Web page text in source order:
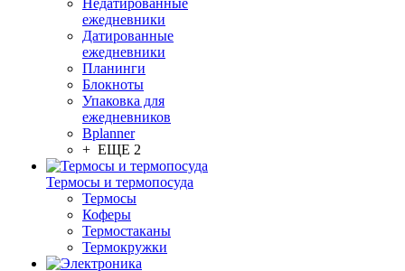
Недатированные
ежедневники
Датированные
ежедневники
Планинги
Блокноты
Упаковка для
ежедневников
Bplanner
+ ЕЩЕ 2
Термосы и термопосуда
Термосы
Коферы
Термостаканы
Термокружки